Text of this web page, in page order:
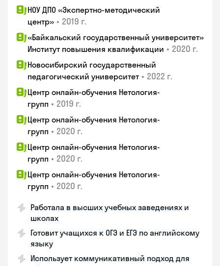
НОУ ДПО «Экспертно-методический
центр» • 2019 г.
«Байкальский государственный университет»
Институт повышения квалификации • 2020 г.
Новосибирский государственный
педагогический университет • 2022 г.
Центр онлайн-обучения Нетология-
групп • 2019 г.
Центр онлайн-обучения Нетология-
групп • 2020 г.
Центр онлайн-обучения Нетология-
групп • 2020 г.
Центр онлайн-обучения Нетология-
групп • 2020 г.
Работала в высших учебных заведениях и
школах
Готовит учащихся к ОГЭ и ЕГЭ по английскому
языку
Использует коммуникативный подход для